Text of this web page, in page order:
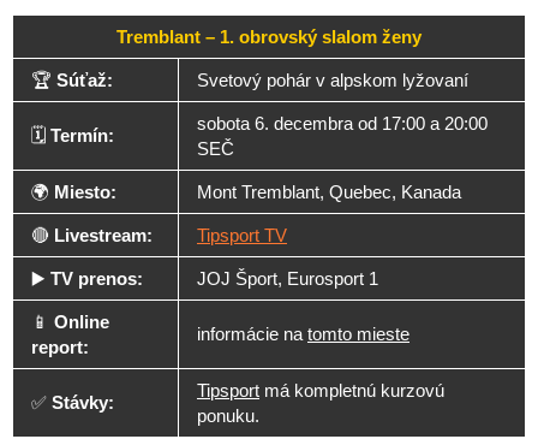
Tremblant – 1. obrovský slalom ženy
🏆 Súťaž: Svetový pohár v alpskom lyžovaní
🗓️ Termín:
sobota 6. decembra od 17:00 a 20:00
SEČ
🌍 Miesto: Mont Tremblant, Quebec, Kanada
🔴 Livestream: Tipsport TV
▶️ TV prenos: JOJ Šport, Eurosport 1
📱 Online
report:
informácie na tomto mieste
✅ Stávky:
Tipsport má kompletnú kurzovú
ponuku.